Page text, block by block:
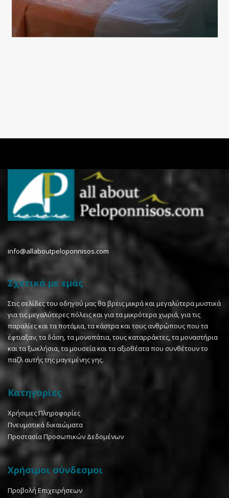
info@allaboutpeloponnisos.com
Σχετικά με εμάς
Στις σελίδες του οδηγού μας θα βρεις μικρά και μεγαλύτερα μυστικά
για τις μεγαλύτερες πόλεις και για τα μικρότερα χωριά, για τις
παραλίες και τα ποτάμια, τα κάστρα και τους ανθρώπους που τα
έφτιαξαν, τα δάση, τα μονοπάτια, τους καταρράκτες, τα μοναστήρια
και τα ξωκλήσια, τα μουσεία και τα αξιοθέατα που συνθέτουν το
παζλ αυτής της μαγεμένης γης.
Κατηγορίες
Χρήσιμες Πληροφορίες
Πνευματικά δικαιώματα
Προστασία Προσωπικών Δεδομένων
Χρήσιμοι σύνδεσμοι
Προβολή Επιχειρήσεων